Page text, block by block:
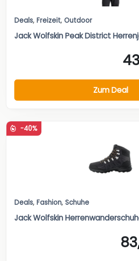
Deals, Freizeit, Outdoor
Jack Wolfskin Peak District
Zum Deal
-40%
Deals, Fashion, Schuhe
Jack Wolfskin